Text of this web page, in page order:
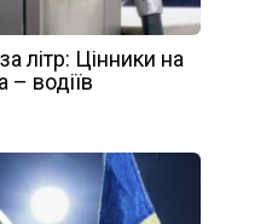
літр: Цінники на
– водіїв